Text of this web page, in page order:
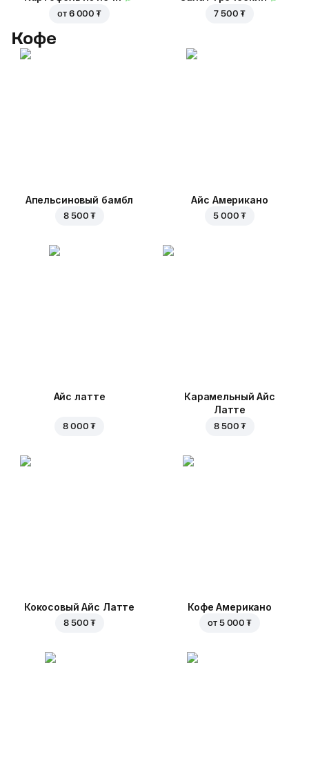
от 6 000 ₮ 7 500 ₮
Кофе
Апельсиновый бамбл
8 500 ₮
Айс Американо
5 000 ₮
Айс латте
8 000 ₮
Карамельный Айс
Латте
8 500 ₮
Кокосовый Айс Латте
8 500 ₮
Кофе Американо
от 5 000 ₮